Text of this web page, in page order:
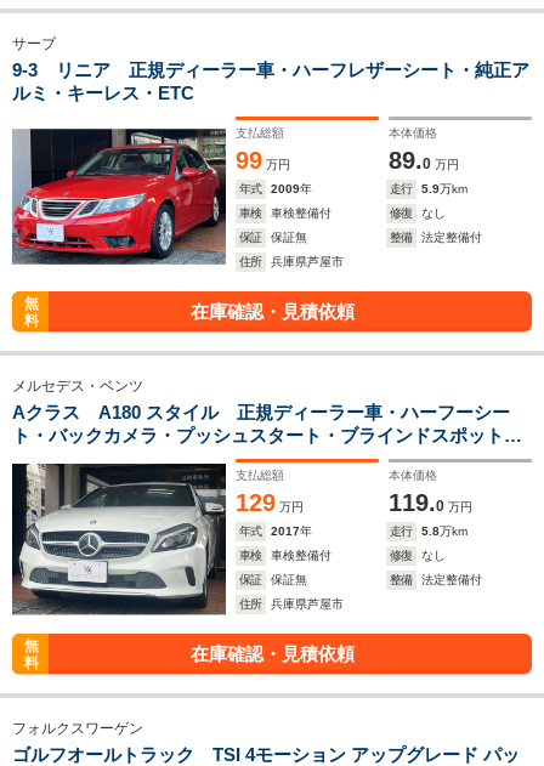
サーブ
9-3 リニア 正規ディーラー車・ハーフレザーシート・純正ア
ルミ・キーレス・ETC
支払総額
99 万円
本体価格
89.0 万円
年式
2009年 走行 5.9万km
車検
車検整備付 修復
なし
保証
保証無 整備
法定整備付
住所
兵庫県芦屋市
無
料
在庫確認・見積依頼
メルセデス・ベンツ
Aクラス A180 スタイル 正規ディーラー車・ハーフーシー
ト・バックカメラ・プッシュスタート・ブラインドスポット・
支払総額
129 万円
本体価格
119.0 万円
年式
2017年 走行 5.8万km
車検
車検整備付 修復
なし
保証
保証無 整備
法定整備付
住所
兵庫県芦屋市
無
料
在庫確認・見積依頼
フォルクスワーゲン
ゴルフオールトラック TSI 4モーション アップグレード パッ